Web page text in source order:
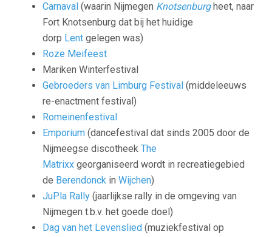
Carnaval (waarin Nijmegen Knotsenburgheet, naar
Fort Knotsenburg dat bij het huidige
dorp Lent gelegen was)
Roze Meifeest
Mariken Winterfestival
Gebroeders van Limburg Festival (middeleeuws
re-enactment festival)
Romeinenfestival
Emporium (dancefestival dat sinds 2005 door de
Nijmeegse discotheek The
Matrixx georganiseerd wordt in recreatiegebied
de Berendonck in Wijchen)
JuPla Rally (jaarlijkse rally in de omgeving van
Nijmegen t.b.v. het goede doel)
Dag van het Levenslied (muziekfestival op